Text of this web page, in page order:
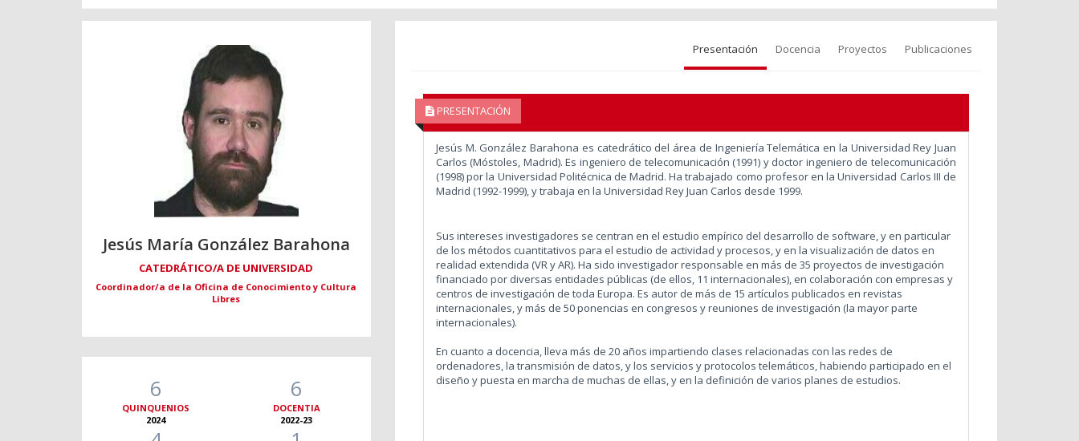
Jesús María González Barahona
CATEDRÁTICO/A DE UNIVERSIDAD
Coordinador/a de la Oficina de Conocimiento y Cultura
Libres
6
QUINQUENIOS
2024
6
DOCENTIA
2022-23
Presentación Docencia Proyectos Publicaciones
PRESENTACIÓN
Jesús M. González Barahona es catedrático del área de Ingeniería Telemática en la Universidad Rey Juan
Carlos (Móstoles, Madrid). Es ingeniero de telecomunicación (1991) y doctor ingeniero de telecomunicación
(1998) por la Universidad Politécnica de Madrid. Ha trabajado como profesor en la Universidad Carlos III de
Madrid (1992-1999), y trabaja en la Universidad Rey Juan Carlos desde 1999.
Sus intereses investigadores se centran en el estudio empírico del desarrollo de software, y en particular
de los métodos cuantitativos para el estudio de actividad y procesos, y en la visualización de datos en
realidad extendida (VR y AR). Ha sido investigador responsable en más de 35 proyectos de investigación
financiado por diversas entidades públicas (de ellos, 11 internacionales), en colaboración con empresas y
centros de investigación de toda Europa. Es autor de más de 15 artículos publicados en revistas
internacionales, y más de 50 ponencias en congresos y reuniones de investigación (la mayor parte
internacionales).
En cuanto a docencia, lleva más de 20 años impartiendo clases relacionadas con las redes de
ordenadores, la transmisión de datos, y los servicios y protocolos telemáticos, habiendo participado en el
diseño y puesta en marcha de muchas de ellas, y en la definición de varios planes de estudios.